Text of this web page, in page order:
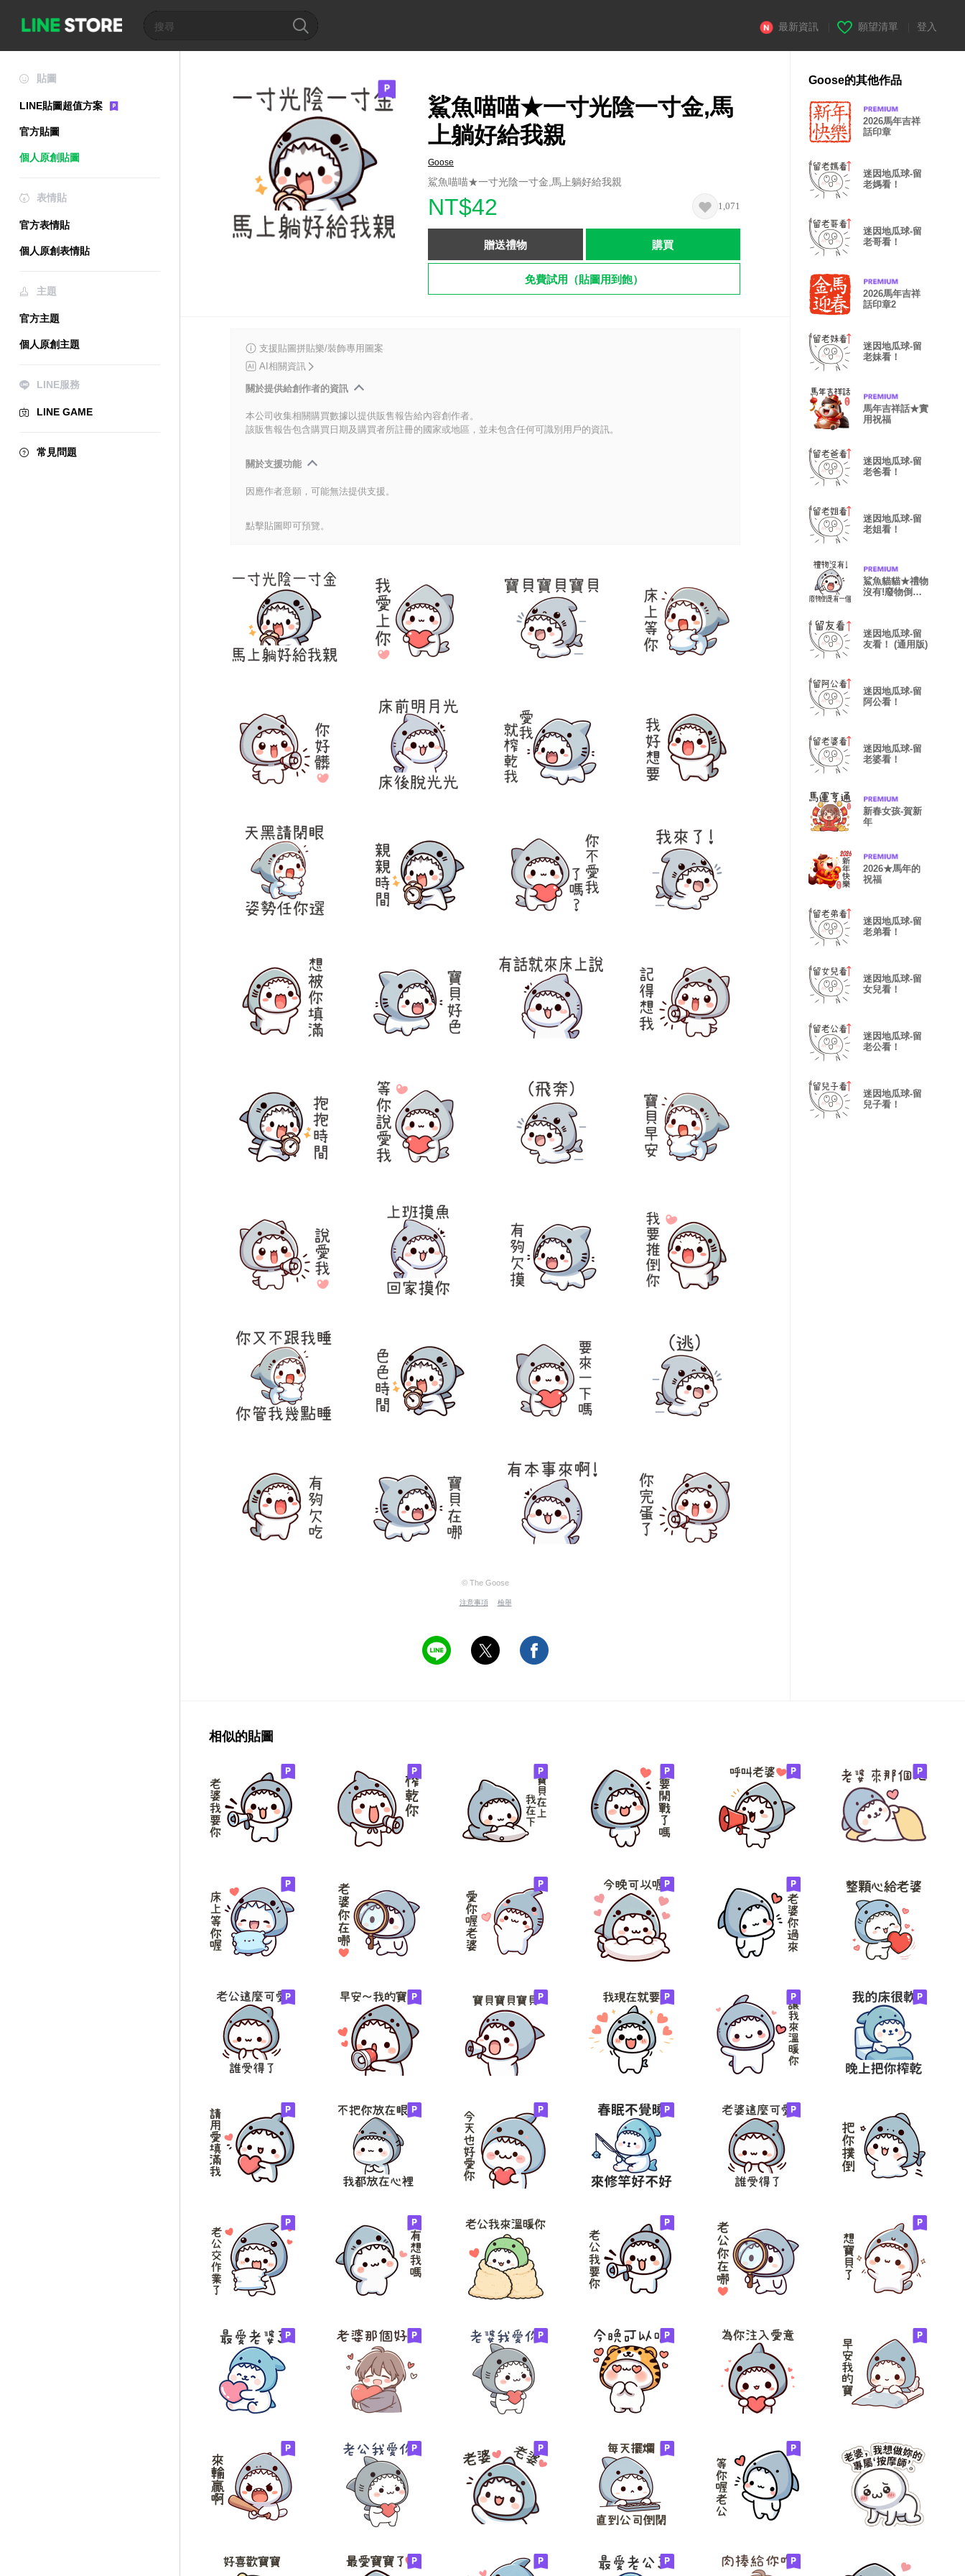
最新資訊 願望清單 登入
貼圖
LINE貼圖超值方案
官方貼圖
個人原創貼圖
表情貼
官方表情貼
個人原創表情貼
主題
官方主題
個人原創主題
LINE服務
LINE GAME
常見問題
鯊魚喵喵★一寸光陰一寸金,馬
上躺好給我親
Goose
鯊魚喵喵★一寸光陰一寸金,馬上躺好給我親
NT$42 1,071
贈送禮物 購買
免費試用（貼圖用到飽）
支援貼圖拼貼樂/裝飾專用圖案
AI相關資訊
關於提供給創作者的資訊
本公司收集相關購買數據以提供販售報告給內容創作者。
該販售報告包含購買日期及購買者所註冊的國家或地區，並未包含任何可識別用戶的資訊。
關於支援功能
因應作者意願，可能無法提供支援。
點擊貼圖即可預覽。
© The Goose
注意事項 檢舉
Goose的其他作品
2026馬年吉祥
話印章
迷因地瓜球-留
老媽看！
迷因地瓜球-留
老哥看！
2026馬年吉祥
話印章2
迷因地瓜球-留
老妹看！
馬年吉祥話★實
用祝福
迷因地瓜球-留
老爸看！
迷因地瓜球-留
老姐看！
鯊魚貓貓★禮物
沒有!廢物倒是
迷因地瓜球-留
友看！ (通用版)
迷因地瓜球-留
阿公看！
迷因地瓜球-留
老婆看！
新春女孩-賀新
年
2026★馬年的
祝福
迷因地瓜球-留
老弟看！
迷因地瓜球-留
女兒看！
迷因地瓜球-留
老公看！
迷因地瓜球-留
兒子看！
相似的貼圖